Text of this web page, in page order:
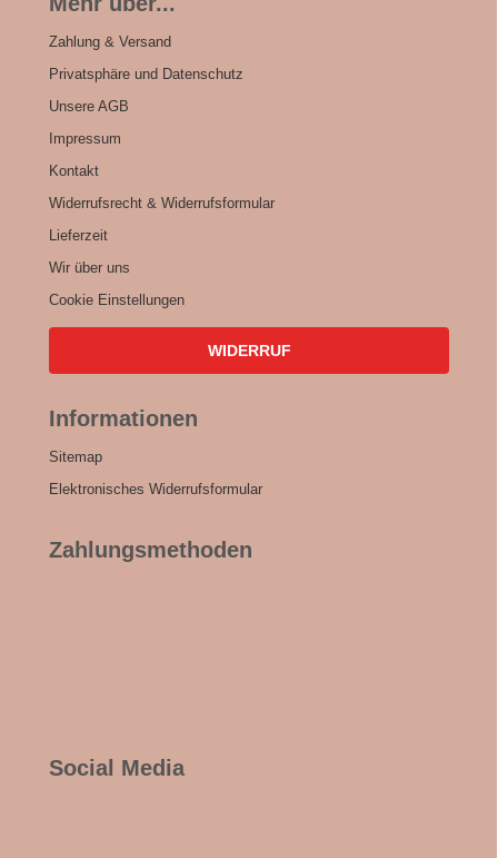
Zahlung & Versand
Privatsphäre und Datenschutz
Unsere AGB
Impressum
Kontakt
Widerrufsrecht & Widerrufsformular
Lieferzeit
Wir über uns
Cookie Einstellungen
WIDERRUF
Informationen
Sitemap
Elektronisches Widerrufsformular
Zahlungsmethoden
Social Media